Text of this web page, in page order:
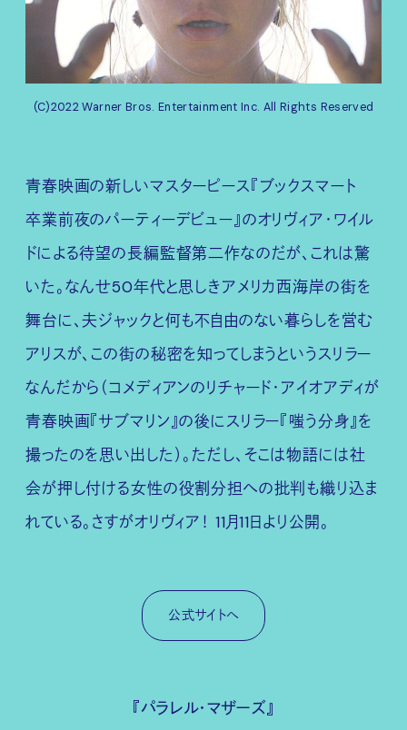
(C)2022 Warner Bros. Entertainment Inc. All Rights Reserved
青春映画の新しいマスターピース『ブックスマート
卒業前夜のパーティーデビュー』のオリヴィア・ワイル
ドによる待望の長編監督第二作なのだが、これは驚
いた。なんせ50年代と思しきアメリカ西海岸の街を
舞台に、夫ジャックと何も不自由のない暮らしを営む
アリスが、この街の秘密を知ってしまうというスリラー
なんだから（コメディアンのリチャード・アイオアディが
青春映画『サブマリン』の後にスリラー『嗤う分身』を
撮ったのを思い出した）。ただし、そこは物語には社
会が押し付ける女性の役割分担への批判も織り込ま
れている。さすがオリヴィア！ 11月11日より公開。
公式サイトへ
『パラレル・マザーズ』